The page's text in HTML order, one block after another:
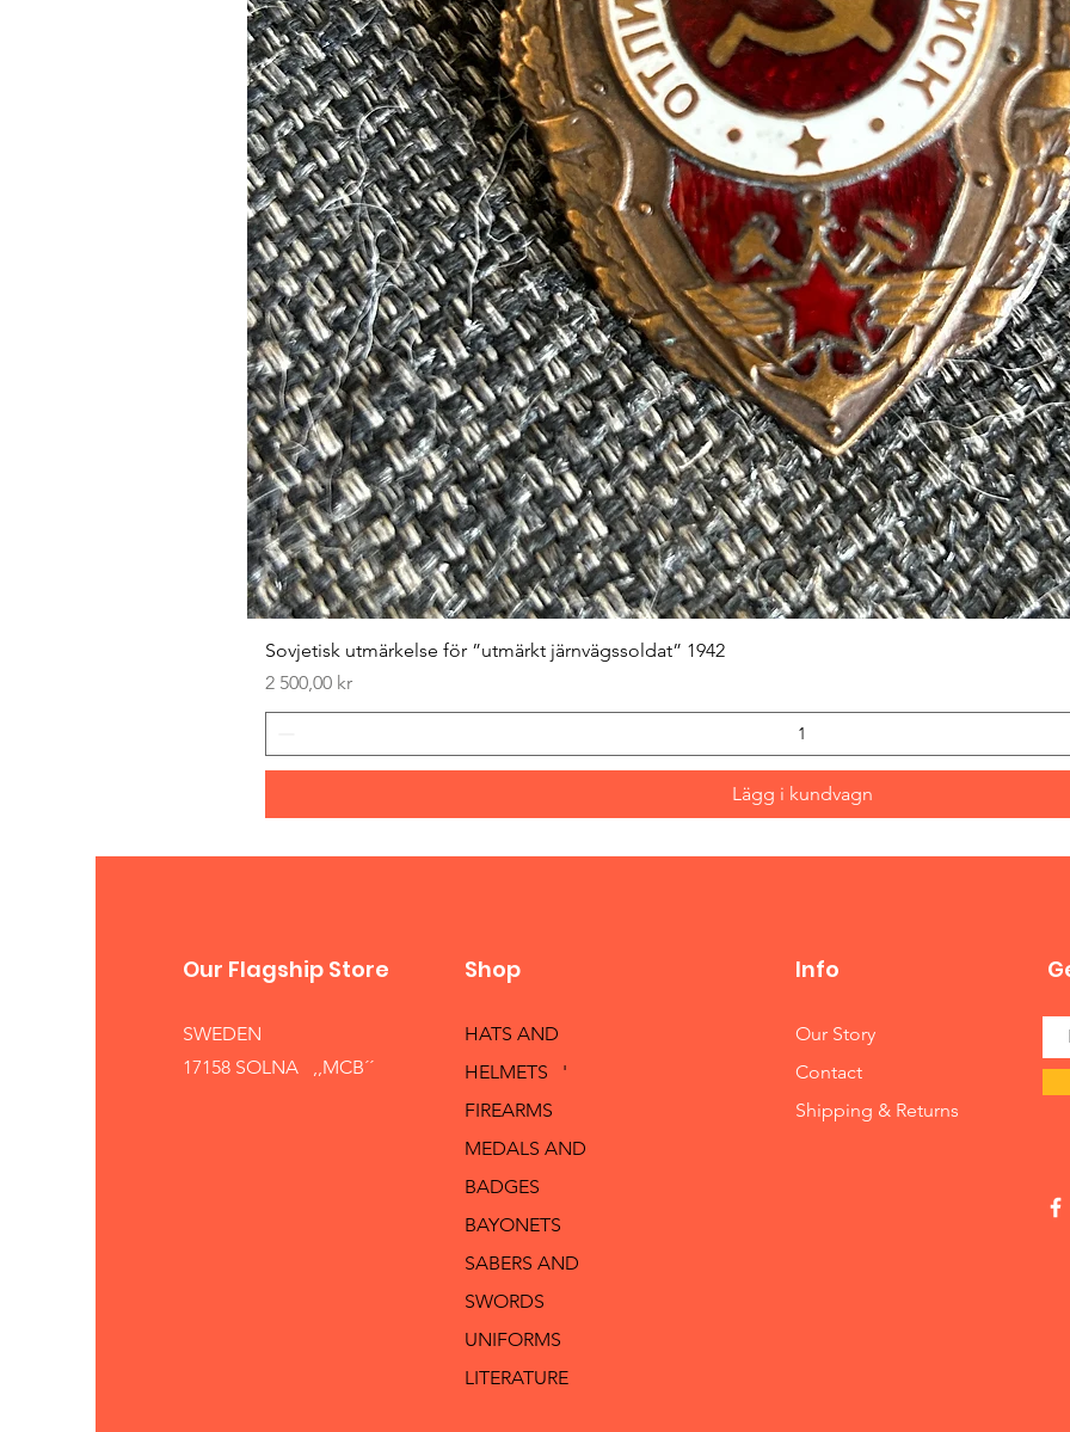
Sovjetisk utmärkelse för ”utmärkt järnvägssoldat” 1942
Pris
2 500,00 kr
Lägg i kundvagn
Our Flagship Store
SWEDEN
17158 SOLNA ,,MCB´´
Shop
HATS AND
HELMETS '
FIREARMS
MEDALS AND
BADGES
BAYONETS
SABERS AND
SWORDS
UNIFORMS
LITERATURE
Info
Our Story
Contact
Shipping & Returns